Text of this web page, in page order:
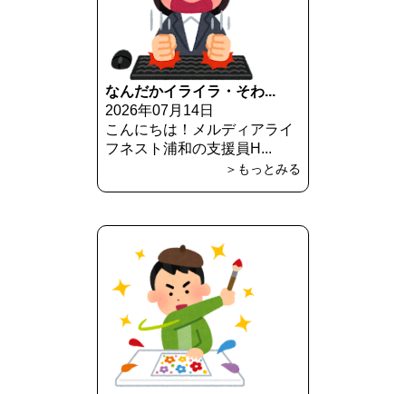
なんだかイライラ・そわ...
2026年07月14日
こんにちは！メルディアライ
フネスト浦和の支援員H...
＞もっとみる